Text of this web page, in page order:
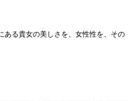
ある貴女の美しさを、女性性を、その